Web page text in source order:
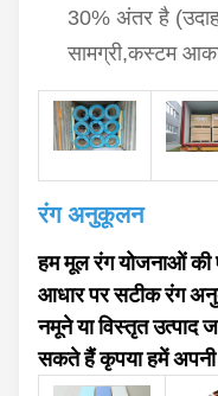
30% अंतर है
सामग्री,कस्टम
रंग अनुकूलन
हम मूल रंग योजनाओं की
आधार पर सटीक रंग
नमूने या विस्तृत उत्पाद
सकते हैं कृपया हमें अपनी